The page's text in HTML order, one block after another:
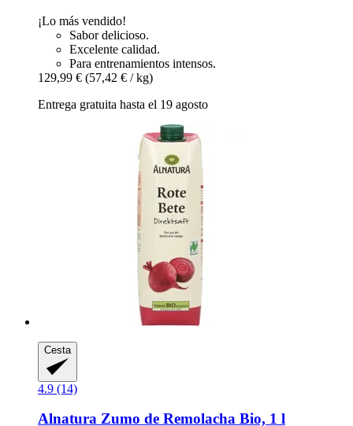
¡Lo más vendido!
Sabor delicioso.
Excelente calidad.
Para entrenamientos intensos.
129,99 € (57,42 € / kg)
Entrega gratuita hasta el 19 agosto
Cesta
4.9 (14)
Alnatura Zumo de Remolacha Bio, 1 l